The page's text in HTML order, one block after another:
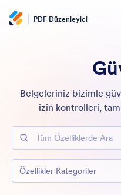
PDF Düzenleyici
Belgeleriniz bizimle
izin kontrolleri,
Tüm Özelliklerde Ara
Özellikler Kategoriler